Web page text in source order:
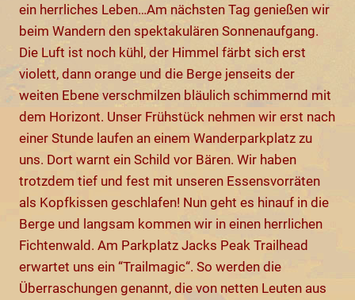
ein herrliches Leben…Am nächsten Tag genießen wir
beim Wandern den spektakulären Sonnenaufgang.
Die Luft ist noch kühl, der Himmel färbt sich erst
violett, dann orange und die Berge jenseits der
weiten Ebene verschmilzen bläulich schimmernd mit
dem Horizont. Unser Frühstück nehmen wir erst nach
einer Stunde laufen an einem Wanderparkplatz zu
uns. Dort warnt ein Schild vor Bären. Wir haben
trotzdem tief und fest mit unseren Essensvorräten
als Kopfkissen geschlafen! Nun geht es hinauf in die
Berge und langsam kommen wir in einen herrlichen
Fichtenwald. Am Parkplatz Jacks Peak Trailhead
erwartet uns ein “Trailmagic“. So werden die
Überraschungen genannt, die von netten Leuten aus